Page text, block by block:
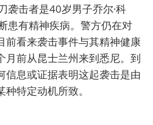
袭击者是40岁男子乔尔·科
患有精神疾病。警方仍在对
前看来袭击事件与其精神健康
月前从昆士兰州来到悉尼。到
信息或证据表明这起袭击是由
特定动机所致。